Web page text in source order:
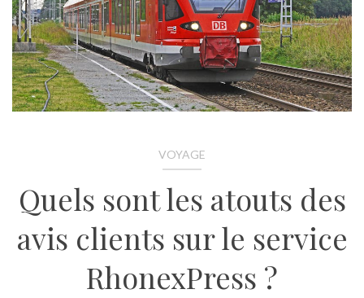
VOYAGE
Quels sont les atouts des
avis clients sur le service
RhonexPress ?